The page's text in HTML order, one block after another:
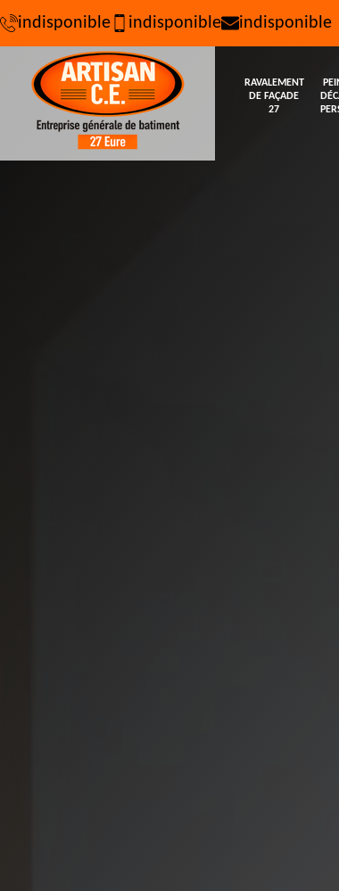
indisponible indisponible indisponible
RAVALEMENT
DE FAÇADE
27